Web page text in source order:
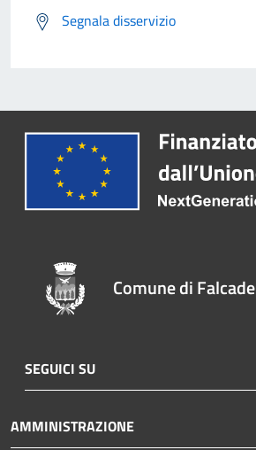
Segnala disservizio
Comune di Falcade
SEGUICI SU
AMMINISTRAZIONE